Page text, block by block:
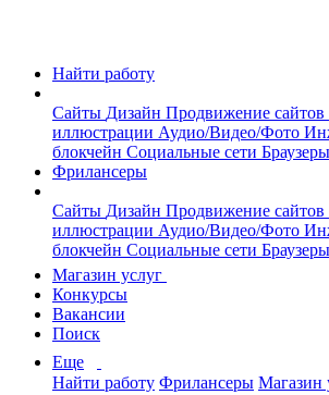
Найти работу
Сайты Дизайн Продвижение
иллюстрации Аудио/Видео/Фото
блокчейн Социальные сети Браузеры
Фрилансеры
Сайты Дизайн Продвижение
иллюстрации Аудио/Видео/Фото
блокчейн Социальные сети Браузеры
Магазин услуг
Конкурсы
Вакансии
Поиск
Еще
Найти работу Фрилансеры Магазин